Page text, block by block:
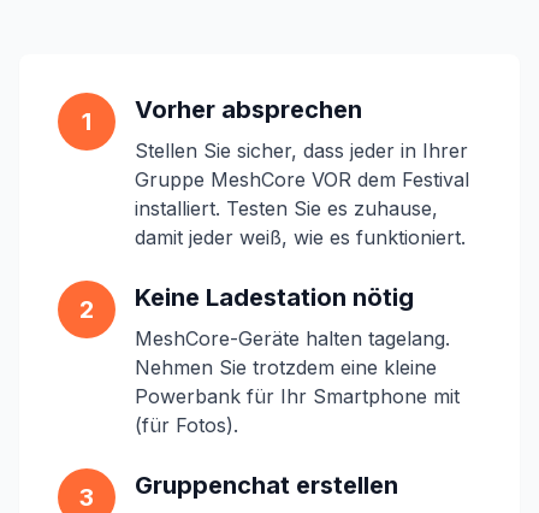
1 Vorher absprechen
Stellen Sie sicher, dass jeder in Ihrer
Gruppe MeshCore VOR dem Festival
installiert. Testen Sie es zuhause,
damit jeder weiß, wie es funktioniert.
2 Keine Ladestation nötig
MeshCore-Geräte halten tagelang.
Nehmen Sie trotzdem eine kleine
Powerbank für Ihr Smartphone mit
(für Fotos).
3 Gruppenchat erstellen